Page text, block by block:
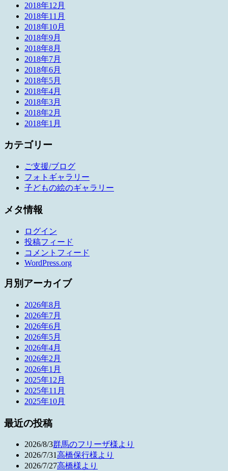
2018年12月
2018年11月
2018年10月
2018年9月
2018年8月
2018年7月
2018年6月
2018年5月
2018年4月
2018年3月
2018年2月
2018年1月
カテゴリー
ご支援/ブログ
フォトギャラリー
子どもの絵のギャラリー
メタ情報
ログイン
投稿フィード
コメントフィード
WordPress.org
月別アーカイブ
2026年8月
2026年7月
2026年6月
2026年5月
2026年4月
2026年2月
2026年1月
2025年12月
2025年11月
2025年10月
最近の投稿
2026/8/3群馬のフリーザ様より
2026/7/31高橋保行様より
2026/7/27高橋様より